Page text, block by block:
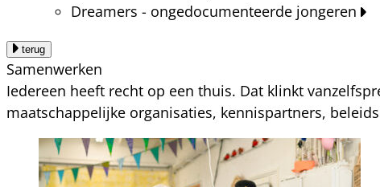
Dreamers - ongedocumenteerde jongeren
terug
Samenwerken
Iedereen heeft recht op een thuis. Dat klinkt
maatschappelijke organisaties, kennispartners,